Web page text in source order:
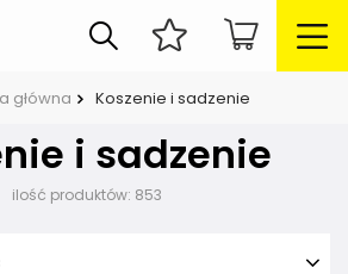
główna Koszenie i sadzenie
i sadzenie
ilość produktów: 853